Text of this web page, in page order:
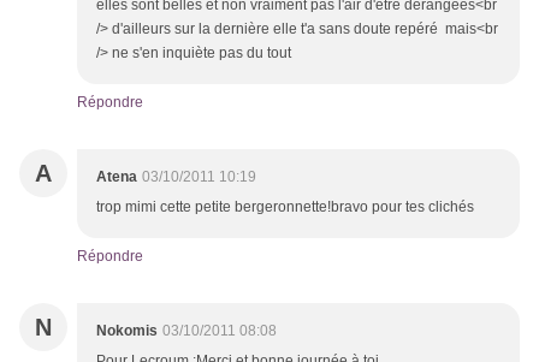
elles sont belles et non vraiment pas l'air d'être dérangées<br
/> d'ailleurs sur la dernière elle t'a sans doute repéré mais<br
/> ne s'en inquiète pas du tout
Répondre
A Atena 03/10/2011 10:19
trop mimi cette petite bergeronnette!bravo pour tes clichés
Répondre
N Nokomis 03/10/2011 08:08